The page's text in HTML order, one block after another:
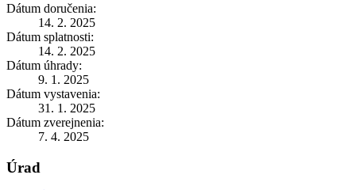
Dátum doručenia:
14. 2. 2025
Dátum splatnosti:
14. 2. 2025
Dátum úhrady:
9. 1. 2025
Dátum vystavenia:
31. 1. 2025
Dátum zverejnenia:
7. 4. 2025
Úrad